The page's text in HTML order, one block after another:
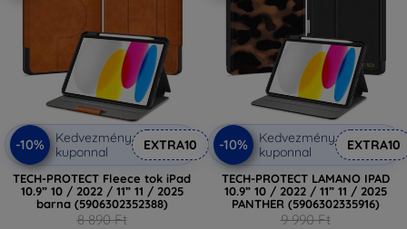
-10%
Kedvezmény
kuponnal
EXTRA10
TECH-PROTECT Fleece tok iPad
10.9” 10 / 2022 / 11” 11 / 2025
barna (5906302352388)
8 890 Ft
-10%
Kedvezmény
kuponnal
EXTRA10
TECH-PROTECT LAMANO IPAD
10.9” 10 / 2022 / 11” 11 / 2025
PANTHER (5906302335916)
9 990 Ft